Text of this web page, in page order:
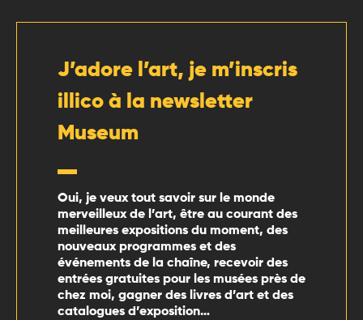
J’adore l’art, je m’inscris
illico à la newsletter
Museum
Oui, je veux tout savoir sur le monde
merveilleux de l’art, être au courant des
meilleures expositions du moment, des
nouveaux programmes et des
événements de la chaîne, recevoir des
entrées gratuites pour les musées près de
chez moi, gagner des livres d’art et des
catalogues d’exposition…